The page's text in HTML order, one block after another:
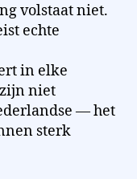
volstaat niet.
echte
in elke
niet
— het
sterk